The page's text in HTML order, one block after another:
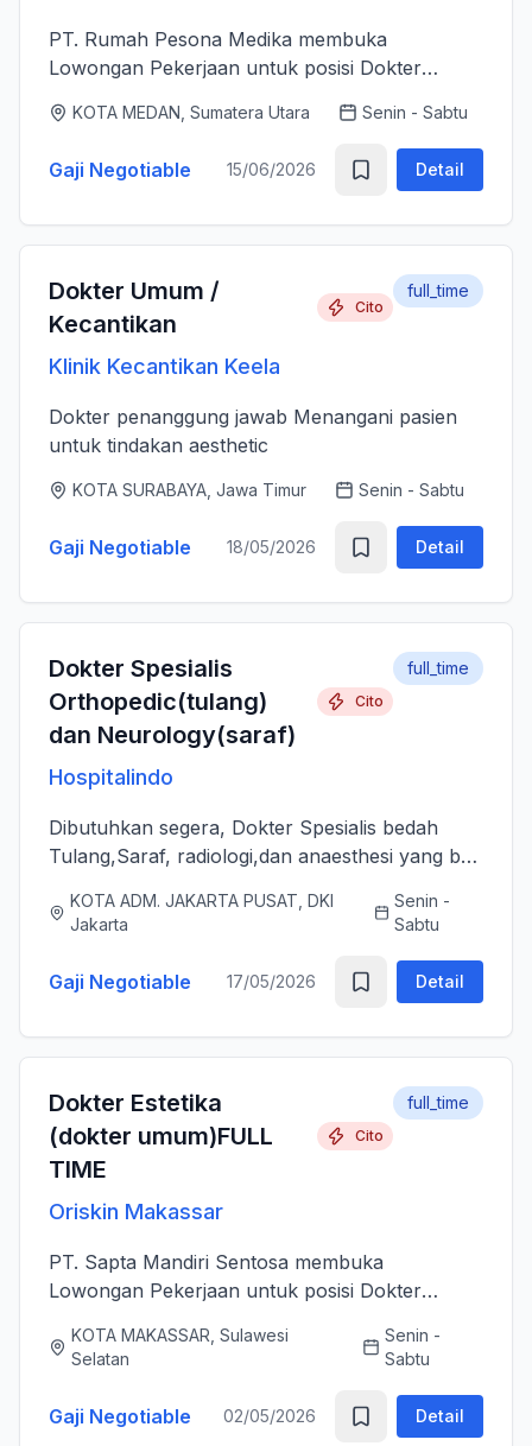
PT. Rumah Pesona Medika membuka
Lowongan Pekerjaan untuk posisi Dokter
layanan medis estetika yang aman, profesional
dan berkualitas tinggi sesuai standar k...
KOTA MEDAN, Sumatera Utara Senin - Sabtu
Gaji Negotiable 15/06/2026 Detail
Dokter Umum /
Kecantikan
Cito
Klinik Kecantikan Keela
full_time
Dokter penanggung jawab Menangani pasien
untuk tindakan aesthetic
KOTA SURABAYA, Jawa Timur Senin - Sabtu
Gaji Negotiable 18/05/2026 Detail
Dokter Spesialis
Orthopedic(tulang)
dan Neurology(saraf)
Cito
Hospitalindo
full_time
Dibutuhkan segera, Dokter Spesialis bedah
Tulang,Saraf, radiologi,dan anaesthesi yang bs
ramah dan berjiwa sosial. Bersedia bergabung
KOTA ADM. JAKARTA PUSAT, DKI
Jakarta
Senin -
Sabtu
Gaji Negotiable 17/05/2026 Detail
Dokter Estetika
(dokter umum)FULL
TIME
Cito
Oriskin Makassar
full_time
PT. Sapta Mandiri Sentosa membuka
Lowongan Pekerjaan untuk posisi Dokter
jawab memberikan layanan medis estetika yang
KOTA MAKASSAR, Sulawesi
Selatan
Senin -
Sabtu
Gaji Negotiable 02/05/2026 Detail